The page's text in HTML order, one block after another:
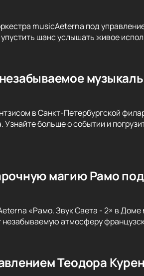
musicAeterna под
шанс услышать живое
в Санкт-Петербургской
больше о событии и
магию Рамо
«Рамо. Звук Света - 2» в Доме
атмосферу
Теодора